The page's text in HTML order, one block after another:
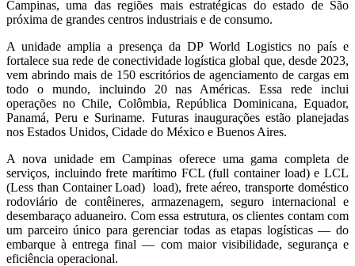
Campinas, uma das regiões mais estratégicas do estado de São
próxima de grandes centros industriais e de consumo.
A unidade amplia a presença da DP World Logistics no país e
fortalece sua rede de conectividade logística global que, desde 2023,
vem abrindo mais de 150 escritórios de agenciamento de cargas em
todo o mundo, incluindo 20 nas Américas. Essa rede inclui
operações no Chile, Colômbia, República Dominicana, Equador,
Panamá, Peru e Suriname. Futuras inaugurações estão planejadas
nos Estados Unidos, Cidade do México e Buenos Aires.
A nova unidade em Campinas oferece uma gama completa de
serviços, incluindo frete marítimo FCL (full container load) e LCL
(Less than Container Load) load), frete aéreo, transporte doméstico
rodoviário de contêineres, armazenagem, seguro internacional e
desembaraço aduaneiro. Com essa estrutura, os clientes contam com
um parceiro único para gerenciar todas as etapas logísticas — do
embarque à entrega final — com maior visibilidade, segurança e
eficiência operacional.